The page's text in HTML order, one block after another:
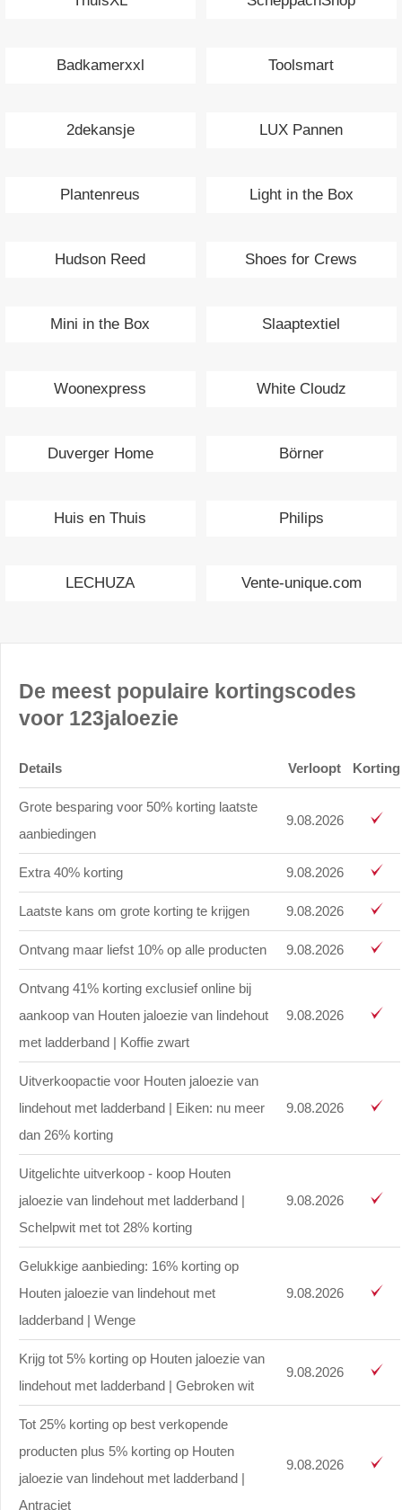
Badkamerxxl Toolsmart
2dekansje LUX Pannen
Plantenreus Light in the Box
Hudson Reed Shoes for Crews
Mini in the Box Slaaptextiel
Woonexpress White Cloudz
Duverger Home Börner
Huis en Thuis Philips
LECHUZA Vente-unique.com
De meest populaire kortingscodes
voor 123jaloezie
Details Verloopt Korting
Grote besparing voor 50% korting laatste
aanbiedingen
9.08.2026
Extra 40% korting 9.08.2026
Laatste kans om grote korting te krijgen 9.08.2026
Ontvang maar liefst 10% op alle producten 9.08.2026
Ontvang 41% korting exclusief online bij
aankoop van Houten jaloezie van lindehout
met ladderband | Koffie zwart
9.08.2026
Uitverkoopactie voor Houten jaloezie van
lindehout met ladderband | Eiken: nu meer
dan 26% korting
9.08.2026
Uitgelichte uitverkoop - koop Houten
jaloezie van lindehout met ladderband |
Schelpwit met tot 28% korting
9.08.2026
Gelukkige aanbieding: 16% korting op
Houten jaloezie van lindehout met
ladderband | Wenge
9.08.2026
Krijg tot 5% korting op Houten jaloezie van
lindehout met ladderband | Gebroken wit
9.08.2026
Tot 25% korting op best verkopende
producten plus 5% korting op Houten
jaloezie van lindehout met ladderband |
Antraciet
9.08.2026